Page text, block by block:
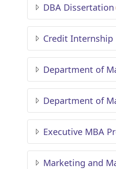
DBA Dissertation
Credit Internship
Department of
Department of
Executive MBA
Marketing and